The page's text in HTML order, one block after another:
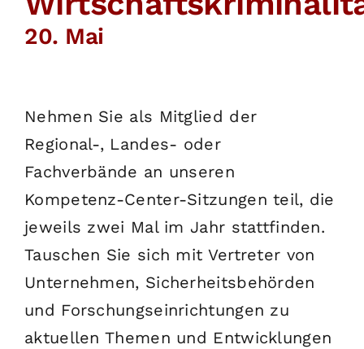
English
20. Mai
Nehmen Sie als Mitglied der
Regional-, Landes- oder
Fachverbände an unseren
Kompetenz-Center-Sitzungen teil, die
jeweils zwei Mal im Jahr stattfinden.
Tauschen Sie sich mit Vertreter von
Unternehmen, Sicherheitsbehörden
und Forschungseinrichtungen zu
aktuellen Themen und Entwicklungen